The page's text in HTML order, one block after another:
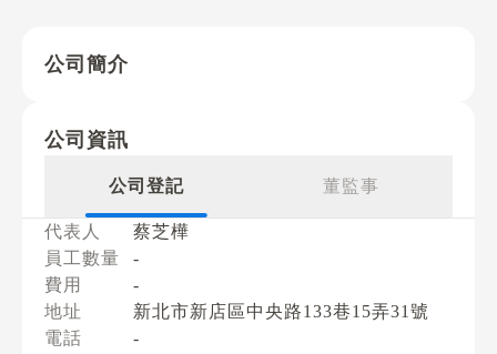
公司簡介
公司資訊
公司登記 董監事
代表人
蔡芝樺
員工數量
-
費用
-
地址
新北市新店區中央路133巷15弄31號
電話
-